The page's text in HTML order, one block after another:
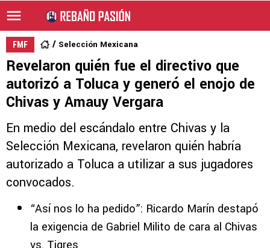
FMF Selección Mexicana
Revelaron quién fue el directivo que
autorizó a Toluca y generó el enojo de
Chivas y Amauy Vergara
En medio del escándalo entre Chivas y la
Selección Mexicana, revelaron quién habría
autorizado a Toluca a utilizar a sus jugadores
convocados.
“Así nos lo ha pedido”: Ricardo Marín destapó
la exigencia de Gabriel Milito de cara al Chivas